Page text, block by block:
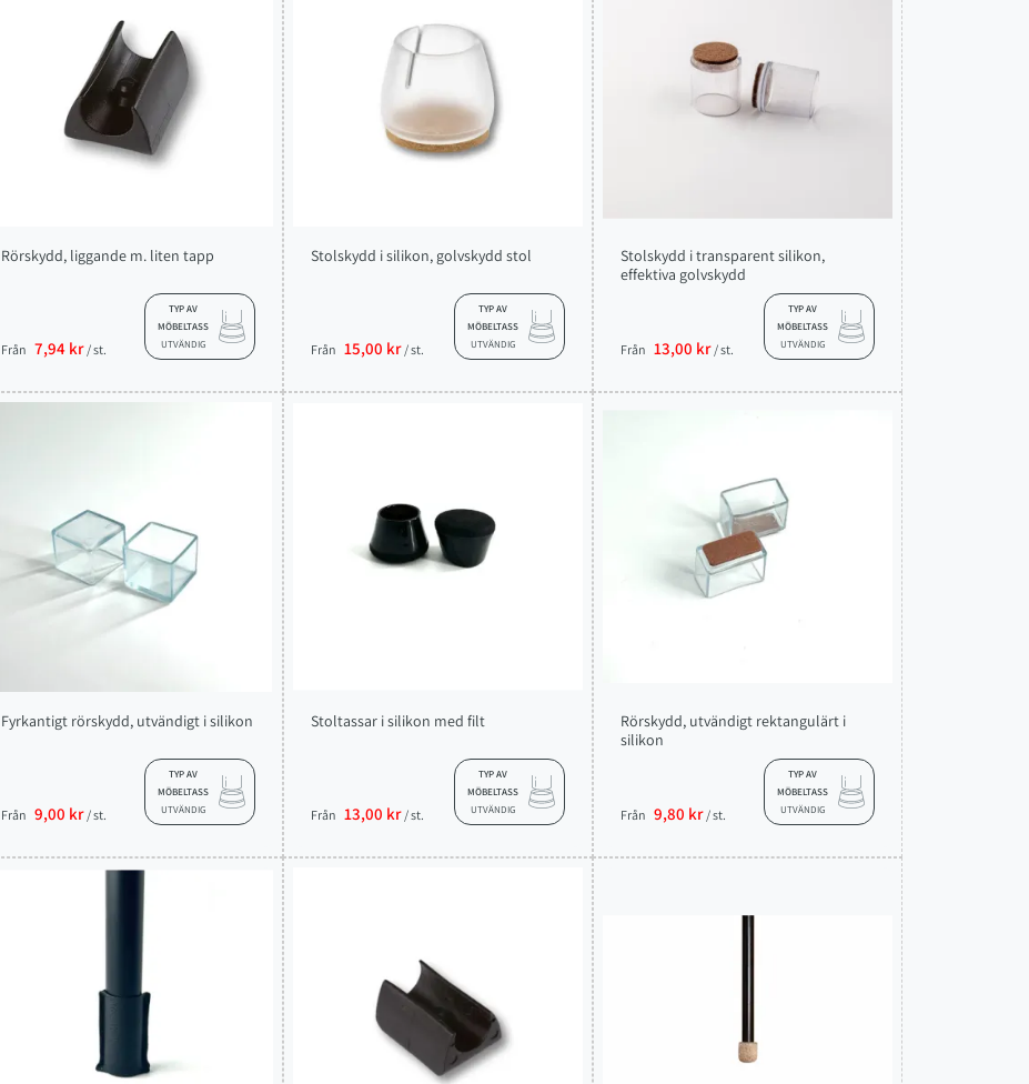
Rörskydd, liggande m. liten tapp
Från 7,94 kr / st.
TYP AV
MÖBELTASS
UTVÄNDIG
Stolskydd i silikon, golvskydd stol
Från 15,00 kr / st.
TYP AV
MÖBELTASS
UTVÄNDIG
Stolskydd i transparent silikon,
effektiva golvskydd
Från 13,00 kr / st.
TYP AV
MÖBELTASS
UTVÄNDIG
Fyrkantigt rörskydd, utvändigt i silikon
Från 9,00 kr / st.
TYP AV
MÖBELTASS
UTVÄNDIG
Stoltassar i silikon med filt
Från 13,00 kr / st.
TYP AV
MÖBELTASS
UTVÄNDIG
Rörskydd, utvändigt rektangulärt i
silikon
Från 9,80 kr / st.
TYP AV
MÖBELTASS
UTVÄNDIG